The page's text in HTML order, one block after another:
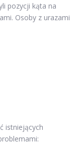
pozycji kąta na
Osoby z urazami
istniejących